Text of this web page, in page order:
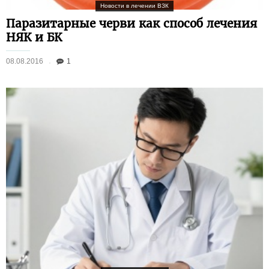
Новости в лечении ВЗК
Паразитарные черви как способ лечения
НЯК и БК
08.08.2016 1